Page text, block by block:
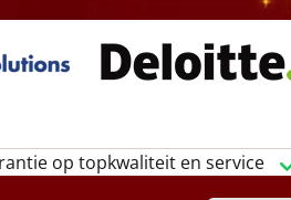
op topkwaliteit en service